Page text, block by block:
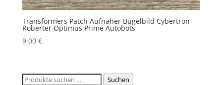
Transformers Patch Aufnäher Bügelbild Cybertron
Roberter Optimus Prime Autobots
9,00 €
Suchen
Suchen